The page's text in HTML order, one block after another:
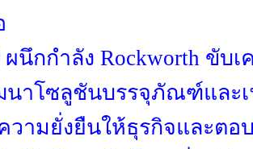
ผนึกกำลัง Rockworth ขับ
าโซลูชันบรรจุภัณฑ์และเ
ามยั่งยืนให้ธุรกิจและตอ